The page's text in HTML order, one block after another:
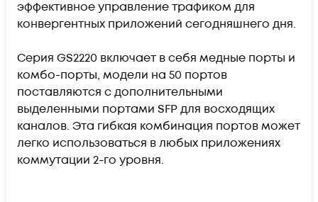
эффективное управление трафиком для
конвергентных приложений сегодняшнего дня.
Серия GS2220 включает в себя медные порты и
комбо-порты, модели на 50 портов
поставляются с дополнительными
выделенными портами SFP для восходящих
каналов. Эта гибкая комбинация портов может
легко использоваться в любых приложениях
коммутации 2-го уровня.